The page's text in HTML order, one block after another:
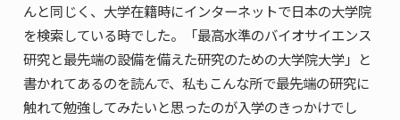
んと同じく、大学在籍時にインターネットで日本の大学院
を検索している時でした。「最高水準のバイオサイエンス
研究と最先端の設備を備えた研究のための大学院大学」と
書かれてあるのを読んで、私もこんな所で最先端の研究に
触れて勉強してみたいと思ったのが入学のきっかけでし